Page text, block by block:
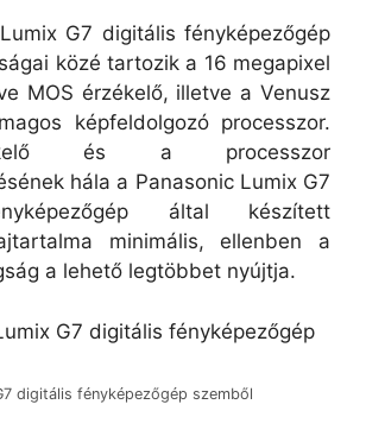
G7 digitális fényképezőgép
közé tartozik a 16 megapixel
MOS érzékelő, illetve a Venusz
képfeldolgozó processzor.
és a processzor
hála a Panasonic Lumix G7
által készített
minimális, ellenben a
a lehető legtöbbet nyújtja.
digitális fényképezőgép szemből